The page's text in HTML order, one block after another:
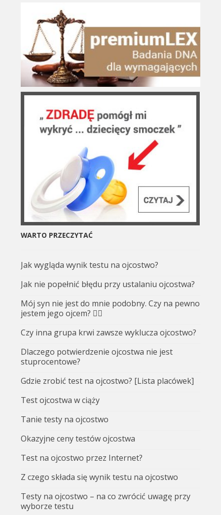
WARTO PRZECZYTAĆ
Jak wygląda wynik testu na ojcostwo?
Jak nie popełnić błędu przy ustalaniu ojcostwa?
Mój syn nie jest do mnie podobny. Czy na pewno
jestem jego ojcem? 🤷‍♂️
Czy inna grupa krwi zawsze wyklucza ojcostwo?
Dlaczego potwierdzenie ojcostwa nie jest
stuprocentowe?
Gdzie zrobić test na ojcostwo? [Lista placówek]
Test ojcostwa w ciąży
Tanie testy na ojcostwo
Okazyjne ceny testów ojcostwa
Test na ojcostwo przez Internet?
Z czego składa się wynik testu na ojcostwo
Testy na ojcostwo – na co zwrócić uwagę przy
wyborze testu